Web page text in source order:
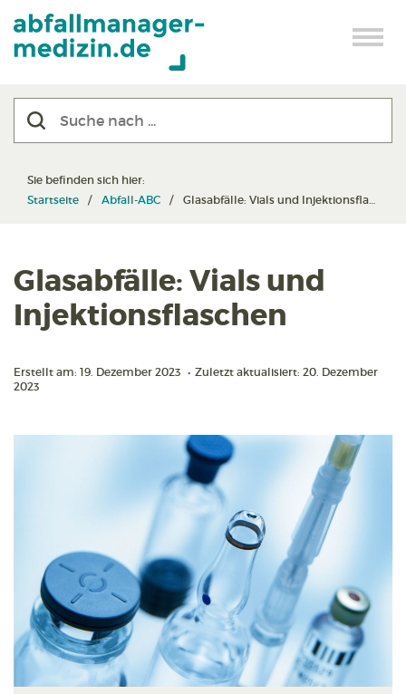
Sie befinden sich hier:
Startseite
Abfall-ABC Glasabfälle: Vials und Injektionsflaschen
Glasabfälle: Vials und
Injektionsflaschen
Erstellt am: 19. Dezember 2023 • Zuletzt aktualisiert: 20. Dezember
2023